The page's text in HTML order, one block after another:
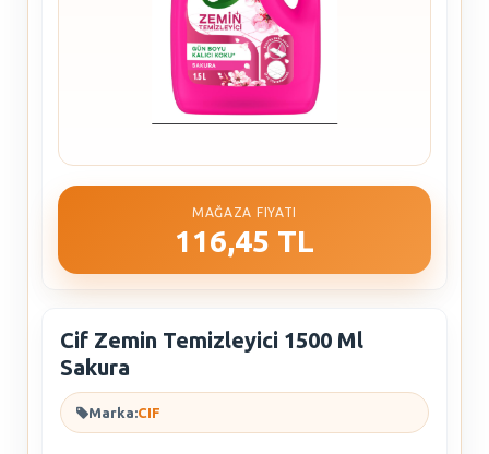
MAĞAZA FIYATI
116,45 TL
Cif Zemin Temizleyici 1500 Ml
Sakura
Marka:CIF